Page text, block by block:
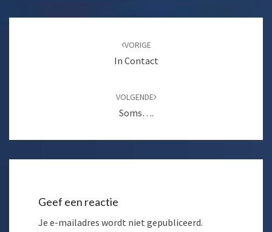
VORIGE
In Contact
VOLGENDE
Soms….
Geef een reactie
Je e-mailadres wordt niet gepubliceerd.